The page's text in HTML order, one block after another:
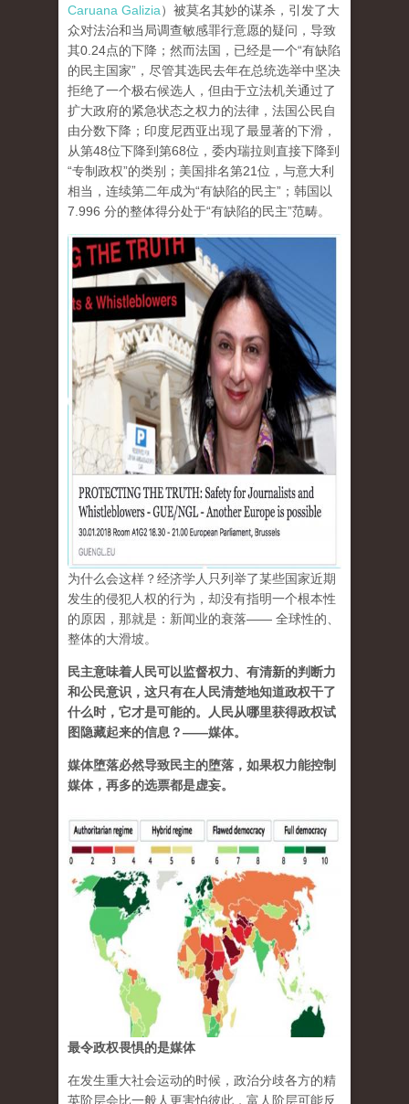
Caruana Galizia）被莫名其妙的谋杀，引发了大
众对法治和当局调查敏感罪行意愿的疑问，导致
其0.24点的下降；然而法国，已经是一个“有缺陷
的民主国家”，尽管其选民去年在总统选举中坚决
拒绝了一个极右候选人，但由于立法机关通过了
扩大政府的紧急状态之权力的法律，法国公民自
由分数下降；印度尼西亚出现了最显著的下滑，
从第48位下降到第68位，委内瑞拉则直接下降到
“专制政权”的类别；美国排名第21位，与意大利
相当，连续第二年成为“有缺陷的民主”；韩国以
7.996 分的整体得分处于“有缺陷的民主”范畴。
为什么会这样？经济学人只列举了某些国家近期
发生的侵犯人权的行为，却没有指明一个根本性
的原因，那就是：新闻业的衰落—— 全球性的、
整体的大滑坡。
民主意味着人民可以监督权力、有清新的判断力
和公民意识，这只有在人民清楚地知道政权干了
什么时，它才是可能的。人民从哪里获得政权试
图隐藏起来的信息？——媒体。
媒体堕落必然导致民主的堕落，如果权力能控制
媒体，再多的选票都是虚妄。
最令政权畏惧的是媒体
在发生重大社会运动的时候，政治分歧各方的精
英阶层会比一般人更害怕彼此，富人阶层可能反